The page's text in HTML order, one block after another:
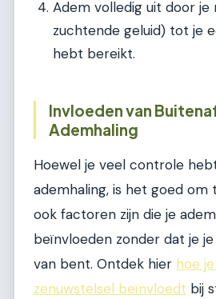
Adem volledig uit door
zuchtende geluid) tot je
hebt bereikt.
Invloeden van
Ademhaling
Hoewel je veel controle
ademhaling, is het goed
ook factoren zijn die je
beïnvloeden zonder dat je
van bent. Ontdek hier hoe
zenuwstelsel beïnvloedt bij